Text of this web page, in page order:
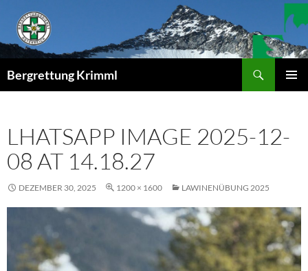
Inhalt
springen
Bergrettung Krimml
LHATSAPP IMAGE 2025-12-
08 AT 14.18.27
DEZEMBER 30, 2025 1200 × 1600 LAWINENÜBUNG 2025